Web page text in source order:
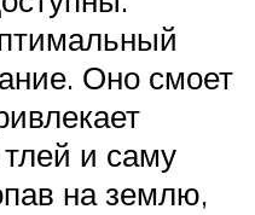
Оно смоет
и саму
на землю,